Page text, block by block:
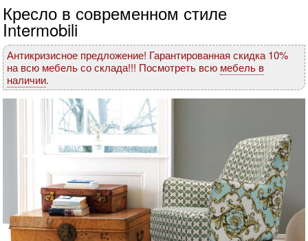
Кресло в современном стиле
Intermobili
Антикризисное предложение! Гарантированная скидка 10%
на всю мебель со склада!!! Посмотреть всю мебель в
наличии.